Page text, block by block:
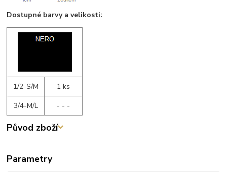
Dostupné barvy a velikosti:
1/2-S/M
1 ks
3/4-M/L
- - -
Původ zboží
Parametry